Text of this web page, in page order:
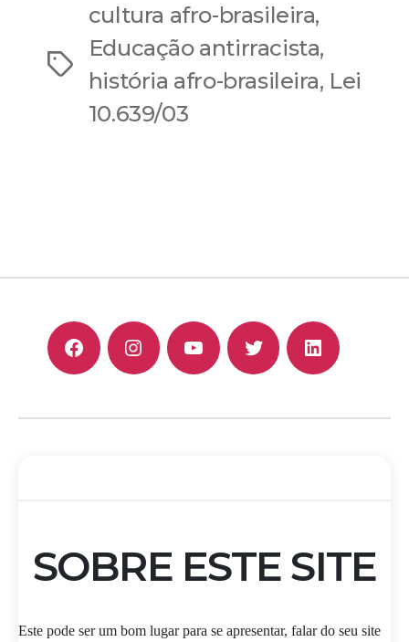
Tags
cultura afro-brasileira,
Educação antirracista,
história afro-brasileira, Lei
10.639/03
F I Y T L
SOBRE ESTE SITE
Este pode ser um bom lugar para se apresentar, falar do seu site